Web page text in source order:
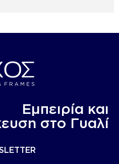
Εμπειρία και
στο Γυαλί